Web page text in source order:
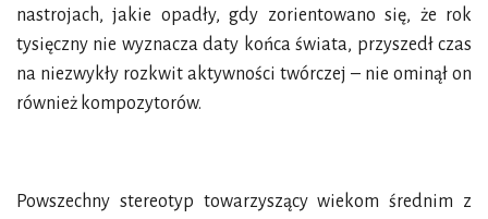
nastrojach, jakie opadły, gdy zorientowano się, że rok
tysięczny nie wyznacza daty końca świata, przyszedł czas
na niezwykły rozkwit aktywności twórczej – nie ominął on
również kompozytorów.
Powszechny stereotyp towarzyszący wiekom średnim z